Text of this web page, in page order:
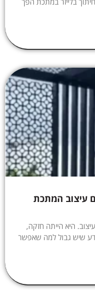
עיצוב המתכת
היא הייתה חזקה,
שיש גבול למה שאפשר